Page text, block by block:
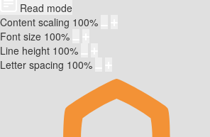
Read mode
Content scaling 100%
Font size 100%
Line height 100%
Letter spacing 100%